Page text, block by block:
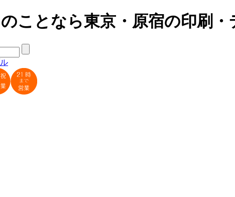
ことなら東京・原宿の印刷